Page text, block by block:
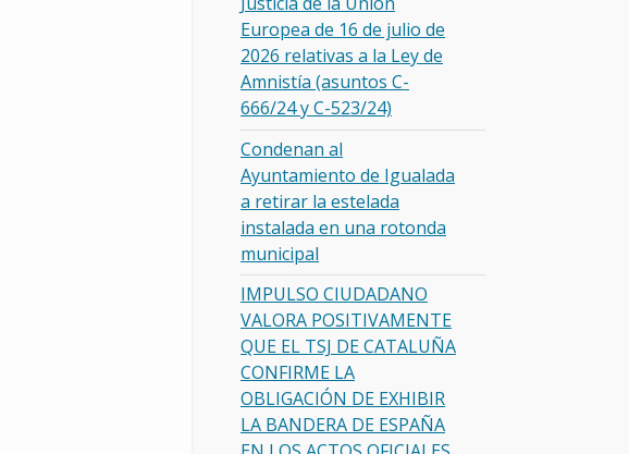
Europea de 16 de julio de
2026 relativas a la Ley de
Amnistía (asuntos C-
666/24 y C-523/24)
Condenan al
Ayuntamiento de Igualada
a retirar la estelada
instalada en una rotonda
municipal
IMPULSO CIUDADANO
VALORA POSITIVAMENTE
QUE EL TSJ DE CATALUÑA
CONFIRME LA
OBLIGACIÓN DE EXHIBIR
LA BANDERA DE ESPAÑA